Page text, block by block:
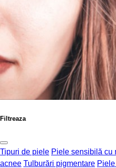
Filtreaza
Tipuri de piele Piele sensibilă cu
acnee Tulburări pigmentare